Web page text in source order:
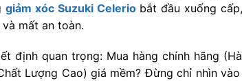
giảm xóc Suzuki Celeriobắt đầu xuống
mất an toàn.
định quan trọng: Mua hàng chính hãng
Lượng Cao) giá mềm? Đừng chỉ nhìn